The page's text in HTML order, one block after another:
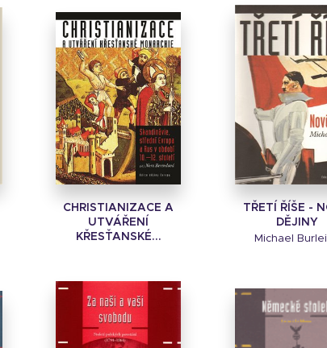
CHRISTIANIZACE A
UTVÁŘENÍ
KŘESŤANSKÉ...
TŘETÍ ŘÍŠE -
DĚJINY
Michael